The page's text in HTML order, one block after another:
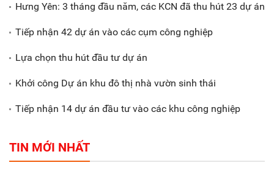
Hưng Yên: 3 tháng đầu năm, các KCN đã thu hút 23 dự án
Tiếp nhận 42 dự án vào các cụm công nghiệp
Lựa chọn thu hút đầu tư dự án
Khởi công Dự án khu đô thị nhà vườn sinh thái
Tiếp nhận 14 dự án đầu tư vào các khu công nghiệp
TIN MỚI NHẤT